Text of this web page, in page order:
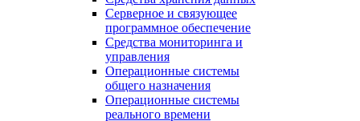
Серверное и связующее
программное обеспечение
Средства мониторинга и
управления
Операционные системы
общего назначения
Операционные системы
реального времени